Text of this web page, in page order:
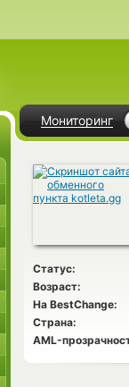
Мониторинг
Статус:
Возраст:
На BestChange:
Страна:
AML-